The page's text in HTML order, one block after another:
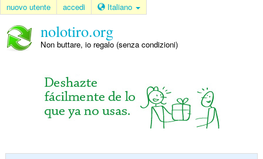
nuovo utente accedi Italiano
nolotiro.org
Non buttare, io regalo (senza condizioni)